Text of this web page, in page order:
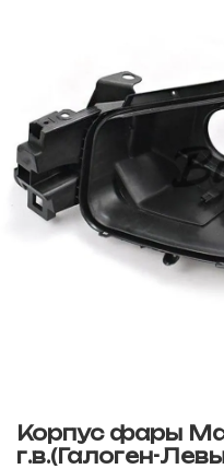
Корпус фары
г.в.(Галоген-